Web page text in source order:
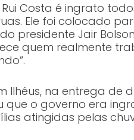
Costa é ingrato
Ele foi colocado
presidente Jair
quem realmente
Ilhéus, na entrega de
que o governo era
atingidas pelas